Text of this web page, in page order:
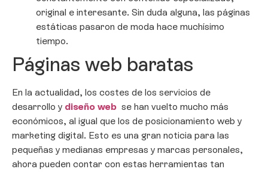
original e interesante. Sin duda alguna, las páginas
estáticas pasaron de moda hace muchísimo
tiempo.
Páginas web baratas
En la actualidad, los costes de los servicios de
desarrollo y diseño web se han vuelto mucho más
económicos, al igual que los de posicionamiento web y
marketing digital. Esto es una gran noticia para las
pequeñas y medianas empresas y marcas personales,
ahora pueden contar con estas herramientas tan